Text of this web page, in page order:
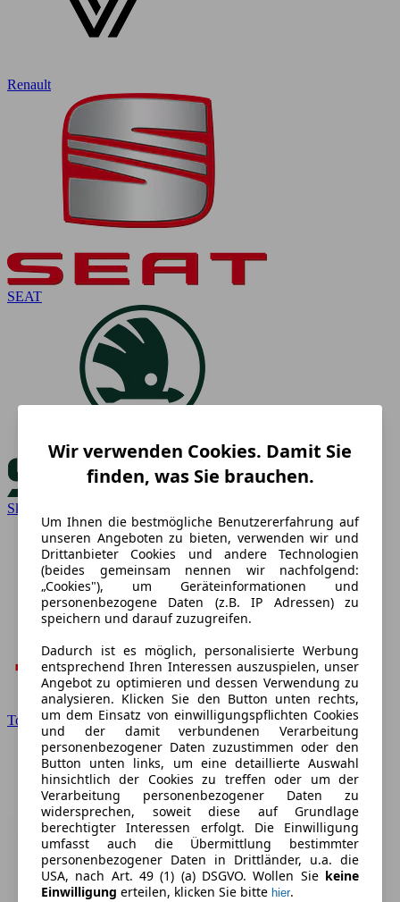
Renault
SEAT
Skoda
Toyota
Wir verwenden Cookies. Damit Sie
finden, was Sie brauchen.
Um Ihnen die bestmögliche Benutzererfahrung auf
unseren Angeboten zu bieten, verwenden wir und
Drittanbieter Cookies und andere Technologien
(beides gemeinsam nennen wir nachfolgend:
„Cookies"), um Geräteinformationen und
personenbezogene Daten (z.B. IP Adressen) zu
speichern und darauf zuzugreifen.
Dadurch ist es möglich, personalisierte Werbung
entsprechend Ihren Interessen auszuspielen, unser
Angebot zu optimieren und dessen Verwendung zu
analysieren. Klicken Sie den Button unten rechts,
um dem Einsatz von einwilligungspflichten Cookies
und der damit verbundenen Verarbeitung
personenbezogener Daten zuzustimmen oder den
Button unten links, um eine detaillierte Auswahl
hinsichtlich der Cookies zu treffen oder um der
Verarbeitung personenbezogener Daten zu
widersprechen, soweit diese auf Grundlage
berechtigter Interessen erfolgt. Die Einwilligung
umfasst auch die Übermittlung bestimmter
personenbezogener Daten in Drittländer, u.a. die
USA, nach Art. 49 (1) (a) DSGVO. Wollen Sie keine
Einwilligung erteilen, klicken Sie bitte hier.